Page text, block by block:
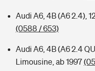
Audi A6, 4B (A6 2.4),
(0588 / 653)
Audi A6, 4B (A6 2.4
Limousine, ab 1997